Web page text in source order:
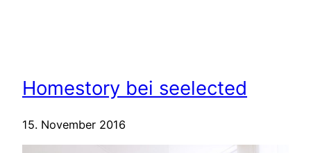
Homestory bei seelected
15. November 2016